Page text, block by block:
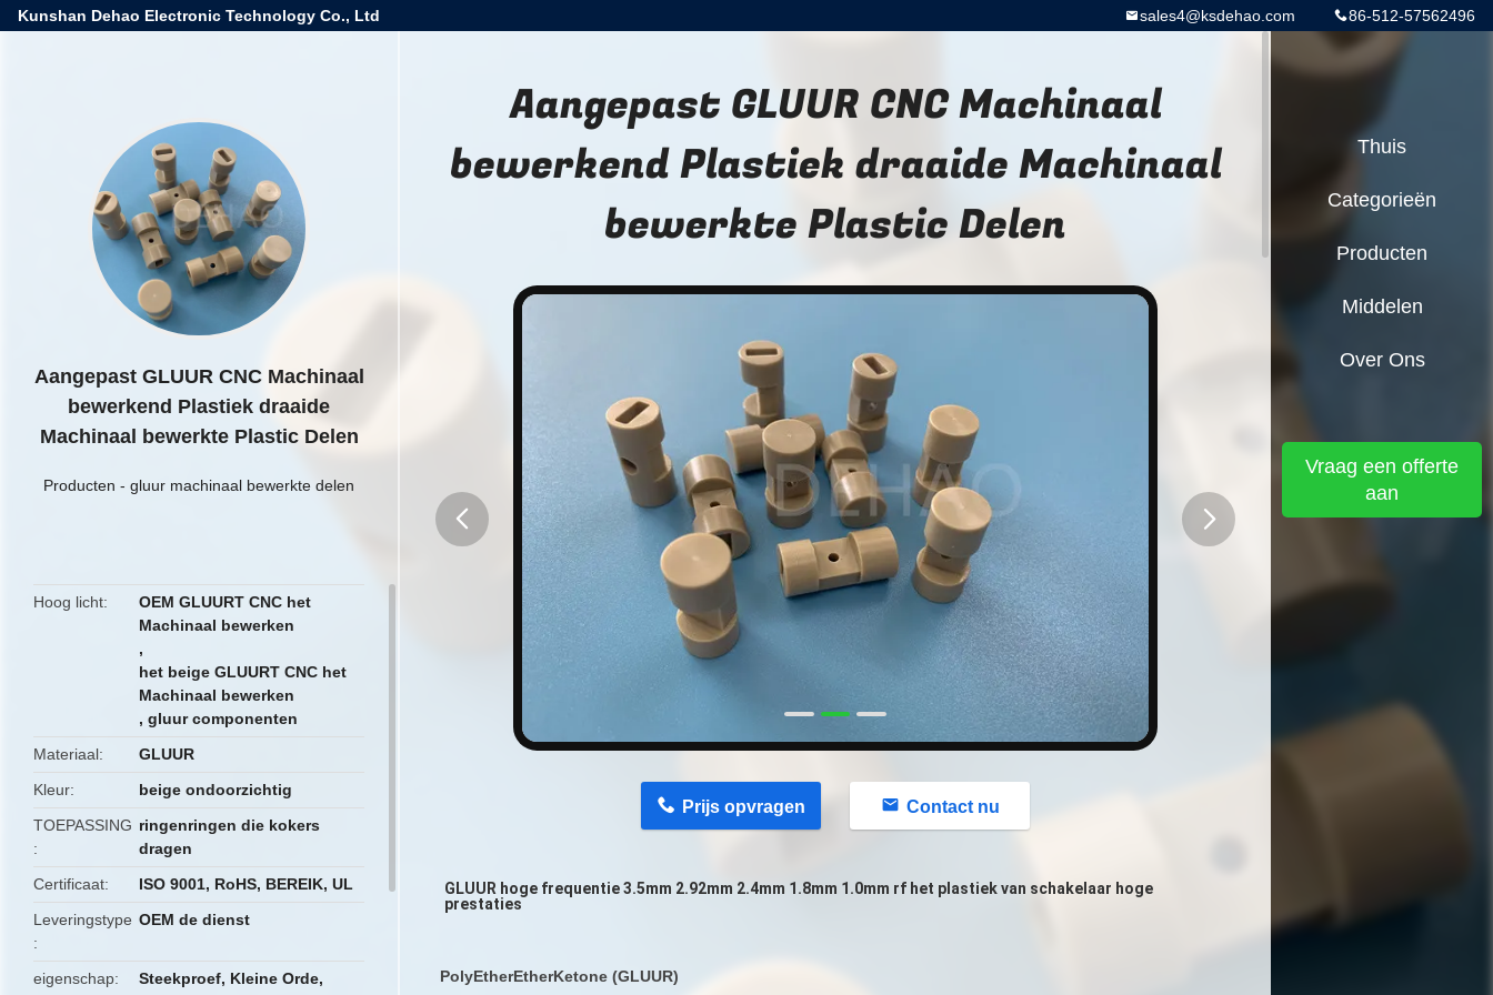
Kunshan Dehao Electronic Technology Co., Ltd 86-512-57562496
sales4@ksdehao.com
Aangepast GLUUR CNC Machinaal
bewerkend Plastiek draaide
Machinaal bewerkte Plastic Delen
Producten - gluur machinaal bewerkte delen
Hoog licht
OEM GLUURT CNC het
Machinaal bewerken
,
het beige GLUURT CNC het
Machinaal bewerken
,gluur componenten
Materiaal
GLUUR
Kleur
beige ondoorzichtig
TOEPASSING ringenringen die kokers
dragen
Certificaat
ISO 9001, RoHS, BEREIK, UL
Leveringstype OEM de dienst
eigenschap
Steekproef, Kleine Orde,
Aangepast GLUUR CNC Machinaal
bewerkend Plastiek draaide Machinaal
bewerkte Plastic Delen
Prijs opvragen Contact nu
GLUUR hoge frequentie 3.5mm 2.92mm 2.4mm 1.8mm 1.0mm rf het plastiek van schakelaar hoge
prestaties
PolyEtherEtherKetone (GLUUR)
Thuis
Categorieën
Producten
Middelen
Over Ons
Vraag een offerte
aan